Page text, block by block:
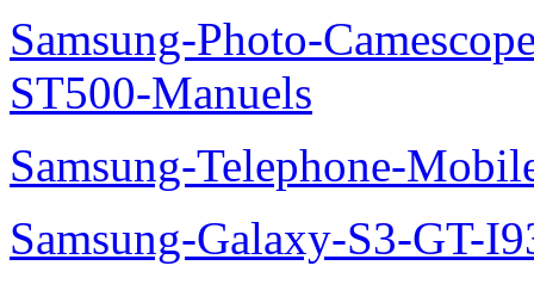
Samsung-Photo-
ST500-Manuels
Samsung-Telephone-
Samsung-Galaxy-S3-GT-